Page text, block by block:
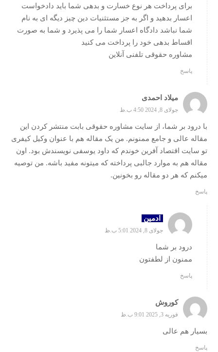
برای پرداخت هر نوع خسارت و بدهی شما باید دادخواست
اعسار بدهید و اگر به جز مستثنیات دین چیز دیگه ای به نام
شما نباشد دادگاه اعسار شما را می پذیرد و شما به صورت
اقساط بدهی خود را پرداخت می کنید
مشاوره حقوقی تلفنی آنلاین
پاسخ
میلاد احمدی
جولای 8, 2024 4:50 ب.ظ
با درود بر شما، از سایت مشاوره حقوقی بابت منتشر کردن این
مقاله عالی و جامع ممنونم. من یک مقاله هم با عنوان وکیل کیفری
تو سایت اقتصاد آفرین خوندم که داود یوسفی نویسندش بود. اون
مقاله هم به موارد جالبی پرداخته که میتونه مفید باشه. من توصیه
میکنم که هر دو مقاله رو بخونین.
پاسخ
ادمین
جولای 8, 2024 5:01 ب.ظ
درود بر شما
ممنون از لطفتون
پاسخ
کوروش
فوریه 3, 2025 9:01 ب.ظ
بسیار هم عالی
پاسخ